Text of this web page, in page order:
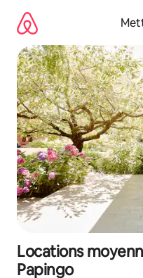
directement
contenu
Locations
Papingo